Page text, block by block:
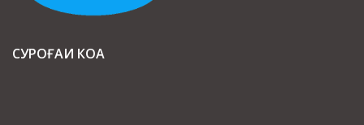
СУРОҒАИ КОА